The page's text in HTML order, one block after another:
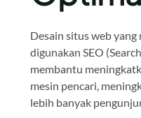
Desain situs web
digunakan SEO
membantu
mesin pencari,
lebih banyak